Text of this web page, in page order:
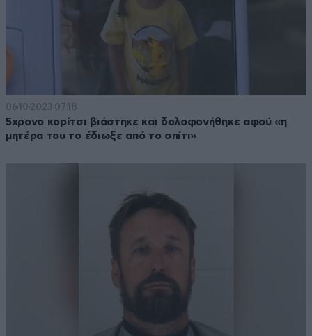
06·10·2023 07:18
5χρονο κορίτσι βιάστηκε και δολοφονήθηκε αφού «η
μητέρα του το έδιωξε από το σπίτι»